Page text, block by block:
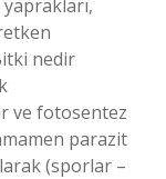
yaprakları,
nedir
ve fotosentez
parazit
(sporlar –